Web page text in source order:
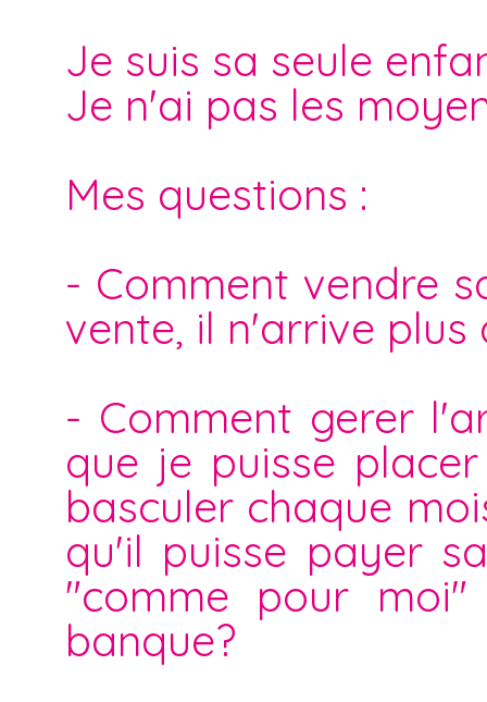
Je suis sa seule
Je n'ai pas les
Mes questions :
- Comment vendre
vente, il n'arrive plus
- Comment gerer
que je puisse
basculer chaque
qu'il puisse payer
"comme pour
banque?